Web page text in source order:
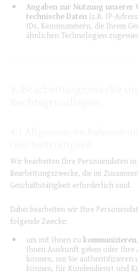
Angaben zur Nutzung unserer
technische Daten (z.B. IP-
IDs, Kennnummern, die Ihrem
ähnlichen Technologien
Wir bearbeiten Ihre Personendaten
Bearbeitungszwecke, die im
Geschäftstätigkeit erforderlich sind.
Dabei bearbeiten wir Ihre
folgende Zwecke:
um mit Ihnen zukommunizieren
Ihnen Auskunft geben oder Ihre
können, um Sie authentifizieren
können, für Kundendienst und